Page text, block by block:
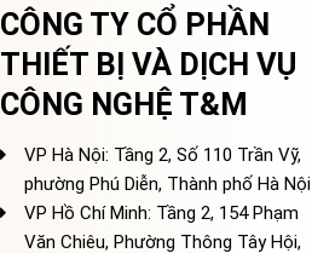
CÔNG TY CỔ PHẦN
THIẾT BỊ VÀ DỊCH VỤ
CÔNG NGHỆ T&M
VP Hà Nội: Tầng 2, Số 110 Trần Vỹ,
phường Phú Diễn, Thành phố Hà Nội
VP Hồ Chí Minh: Tầng 2, 154 Phạm
Văn Chiêu, Phường Thông Tây Hội,